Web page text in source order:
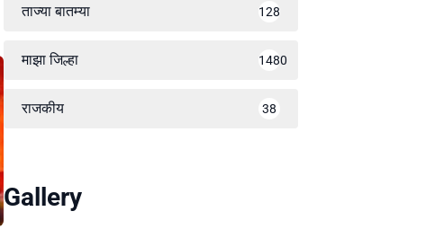
ताज्या बातम्या 128
माझा जिल्हा 1480
राजकीय 38
Gallery